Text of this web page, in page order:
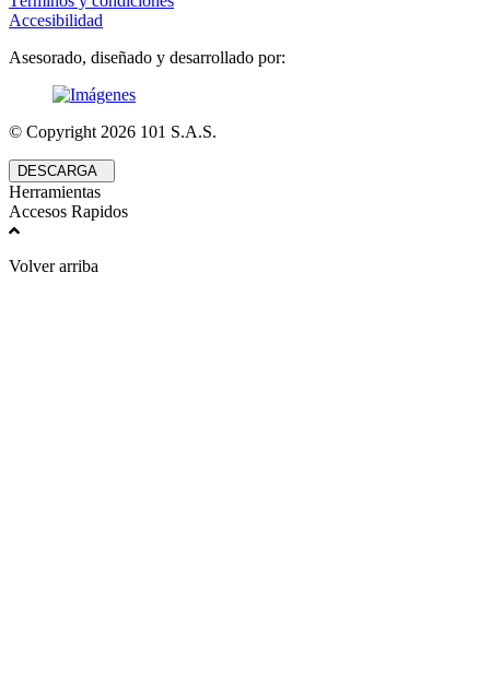
Accesibilidad
Asesorado, diseñado y desarrollado por:
© Copyright 2026 101 S.A.S.
DESCARGA
Herramientas
Accesos Rapidos
Volver arriba